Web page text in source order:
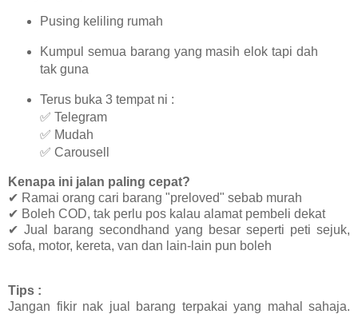
Pusing keliling rumah
Kumpul semua barang yang masih elok tapi dah
tak guna
Terus buka 3 tempat ni :
✅ Telegram
✅ Mudah
✅ Carousell
Kenapa ini jalan paling cepat?
✔ Ramai orang cari barang "preloved" sebab murah
✔ Boleh COD, tak perlu pos kalau alamat pembeli dekat
✔ Jual barang secondhand yang besar seperti peti sejuk,
sofa, motor, kereta, van dan lain-lain pun boleh
Tips :
Jangan fikir nak jual barang terpakai yang mahal sahaja.